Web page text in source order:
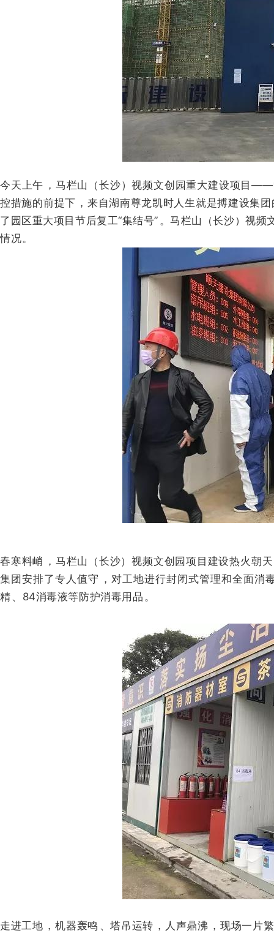
今天上午，马栏山（长沙）视频文创园重大建设项目
控措施的前提下 ，来自湖南尊龙凯时人生就是搏建设集
了园区重大项目节后复工“集结号”。马栏山（长沙）视
情况 。
春寒料峭，马栏山（长沙）视频文创园项目建设热火朝
集团安排了专人值守 ，对工地进行封闭式管理和全面消毒
精、84消毒液等防护消毒用品。
走进工地，机器轰鸣、塔吊运转 ，人声鼎沸，现场